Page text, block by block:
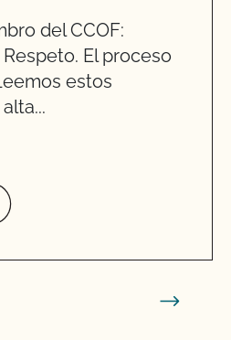
del CCOF:
El proceso
estos